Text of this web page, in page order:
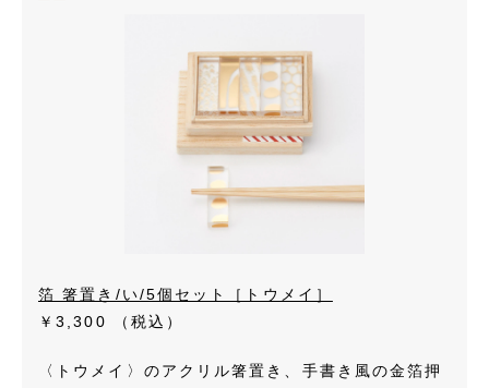
箔 箸置き/い/5個セット［トウメイ］
￥3,300
（税込）
〈トウメイ〉のアクリル箸置き、手書き風の金箔押